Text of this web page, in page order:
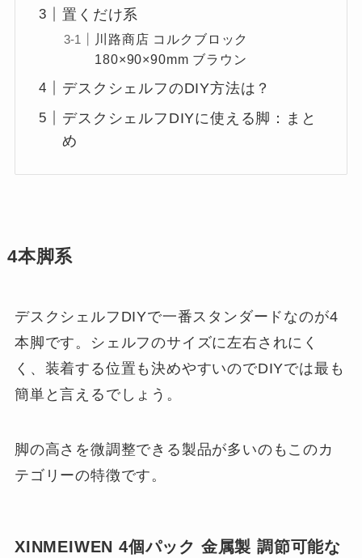
置くだけ系
川路商店 コルクブロック
180×90×90mm ブラウン
デスクシェルフのDIY方法は？
デスクシェルフDIYに使える脚：まと
め
4本脚系
デスクシェルフDIYで一番スタンダードなのが4
本脚です。シェルフのサイズに左右されにく
く、装着する位置も決めやすいのでDIYでは最も
簡単と言えるでしょう。
脚の高さを微調整できる製品が多いのもこのカ
テゴリーの特徴です。
XINMEIWEN 4個パック 金属製 調節可能な